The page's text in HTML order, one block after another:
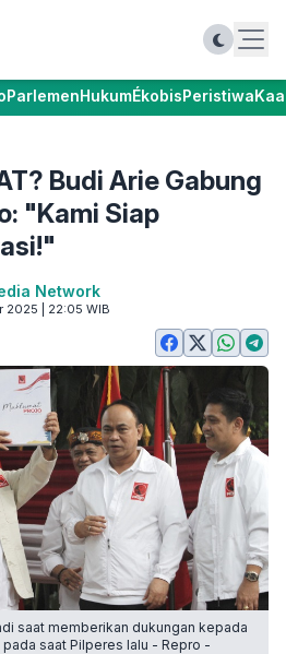
ParlemenHukumÉkobisPeristiwa
Budi Arie Gabung
"Kami Siap
Network
2025 | 22:05 WIB
saat memberikan dukungan kepada
saat Pilperes lalu - Repro -